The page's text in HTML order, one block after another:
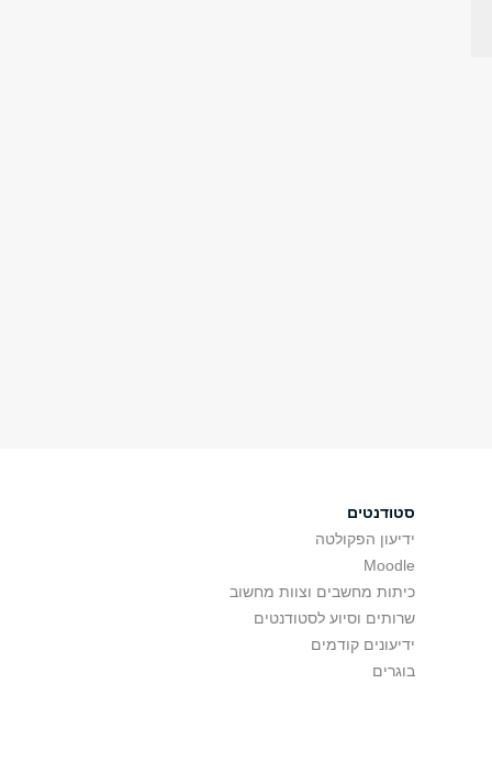
סטודנטים
ידיעון הפקולטה
Moodle
כיתות מחשבים וצוות מחשוב
שרותים וסיוע לסטודנטים
ידיעונים קודמים
בוגרים